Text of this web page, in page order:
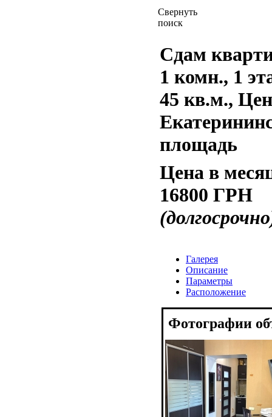
Свернуть
поиск
Сдам
1 комн., 1
45 кв.м.,
площадь
Цена в
16800 ГРН
Галерея
Описание
Параметры
Расположение
Фотографии